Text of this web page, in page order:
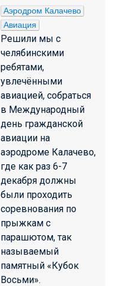
Аэродром Калачево
Авиация
Решили мы с
челябинскими
ребятами,
увлечёнными
авиацией, собраться
в Международный
день гражданской
авиации на
аэродроме Калачево,
где как раз 6-7
декабря должны
были проходить
соревнования по
прыжкам с
парашютом, так
называемый
памятный «Кубок
Восьми».